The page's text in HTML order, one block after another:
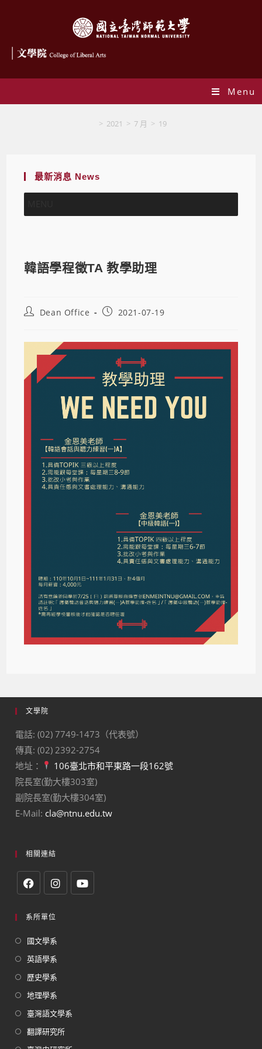
Menu
> 2021 > 7 月 > 19
最新消息 News
韓語學程徵TA 教學助理
Dean Office 2021-07-19
文學院
電話: (02) 7749-1473（代表號）
傳真: (02) 2392-2754
地址：
106臺北市和平東路一段162號
院長室(勤大樓303室)
副院長室(勤大樓304室)
E-Mail: cla@ntnu.edu.tw
相關連結
系所單位
國文學系
英語學系
歷史學系
地理學系
臺灣語文學系
翻譯研究所